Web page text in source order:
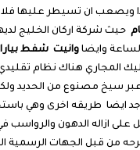
ان تسيطر عليها
حيث شركة اركان الخليج
وايضا وانيت شفط
المجاري هناك نظام
سيخ مصنوع من الحديد
ايضا طريقه اخرى وهي
على ازاله الدهون
من قبل الجهات الرسمية